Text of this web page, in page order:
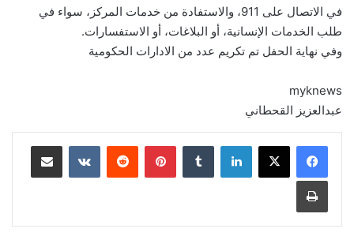
في الاتصال على 911، والاستفادة من خدمات المركز، سواء في
طلب الخدمات الإنسانية، أو البلاغات، أو الاستفسارات.
وفي نهاية الحفل تم تكريم عدد من الادارات الحكومية
myknews
عبدالعزيز القحطاني
لينكدإن بينتيريست